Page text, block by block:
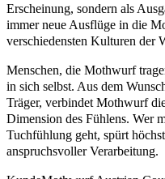
Erscheinung, sondern als
immer neue Ausflüge in die
verschiedensten Kulturen der
Menschen, die Mothwurf
in sich selbst. Aus dem
Träger, verbindet Mothwurf
Dimension des Fühlens. Wer
Tuchfühlung geht, spürt
anspruchsvoller Verarbeitung.